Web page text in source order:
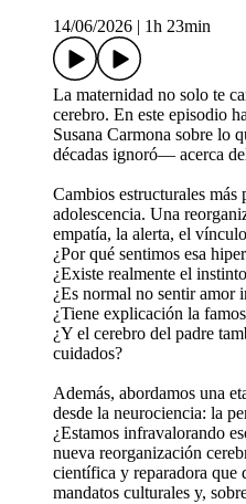
14/06/2026 1h 23min
La maternidad no solo te
cerebro. En este episodio
Susana Carmona sobre lo
décadas ignoró— acerca
Cambios estructurales
adolescencia. Una
empatía, la alerta, el
¿Por qué sentimos esa
¿Existe realmente el
¿Es normal no sentir amor
¿Tiene explicación la
¿Y el cerebro del padre
cuidados?
Además, abordamos una
desde la neurociencia: la
¿Estamos infravalorando
nueva reorganización
científica y reparadora que
mandatos culturales y,